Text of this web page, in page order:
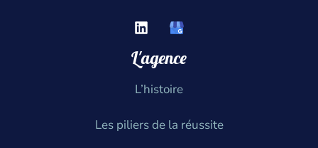
L'agence
L’histoire
Les piliers de la réussite